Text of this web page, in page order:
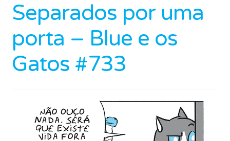
Separados por uma
porta – Blue e os
Gatos #733